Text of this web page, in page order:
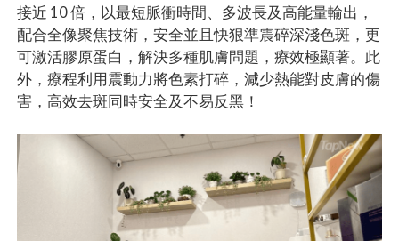
接近 10 倍，以最短脈衝時間、多波長及高能量輸出，
配合全像聚焦技術，安全並且快狠準震碎深淺色斑，更
可激活膠原蛋白，解決多種肌膚問題，療效極顯著。此
外，療程利用震動力將色素打碎，減少熱能對皮膚的傷
害，高效去斑同時安全及不易反黑！